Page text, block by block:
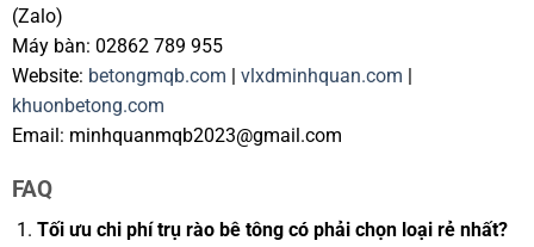
(Zalo)
Máy bàn: 02862 789 955
Website: betongmqb.com | vlxdminhquan.com |
khuonbetong.com
Email: minhquanmqb2023@gmail.com
FAQ
Tối ưu chi phí trụ rào bê tông có phải chọn loại rẻ nhất?